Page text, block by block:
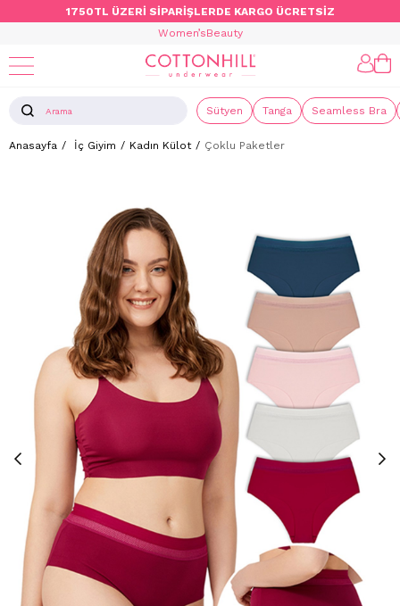
1750TL ÜZERİ SİPARİŞLERDE KARGO ÜCRETSİZ
Women’sBeauty
Sütyen Tanga Seamless Bra
Anasayfa İç Giyim Kadın Külot Çoklu Paketler